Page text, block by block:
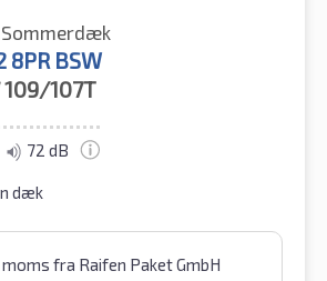
Sommerdæk
BSW
109/107T
72 dB
dæk
moms fra Raifen Paket GmbH